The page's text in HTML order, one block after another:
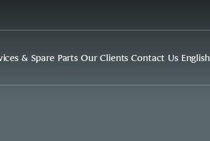
& Spare Parts Our Clients Contact Us English